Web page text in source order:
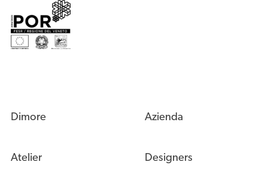
Dimore
Atelier
Azienda
Designers